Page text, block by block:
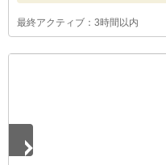
最終アクティブ：3時間以内